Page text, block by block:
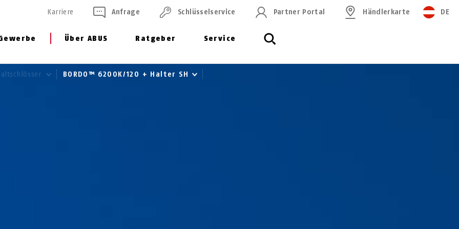
Über ABUS Ratgeber Service
Karriere Anfrage Schlüssel­service Partner Portal Händlerkarte DE
BORDO™ 6200K/120 + Halter SH